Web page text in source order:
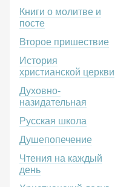
Книги о молитве и
посте
Второе пришествие
История
христианской церкви
Духовно-
назидательная
Русская школа
Душепопечение
Чтения на каждый
день